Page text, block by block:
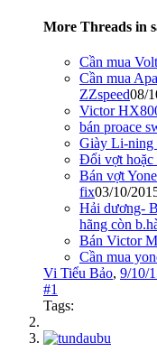
More Threads in
Cần mua
Cần mua
ZZspeed08/
Victor
bán proace
Giày Li-ning
Đổi vợt hoặc
Bán vợt
fix03/10/
Hải dương-
hãng còn
Bán Victor
Cần mua
Vi Tiểu Bảo, 9/10/
#1
Tags: